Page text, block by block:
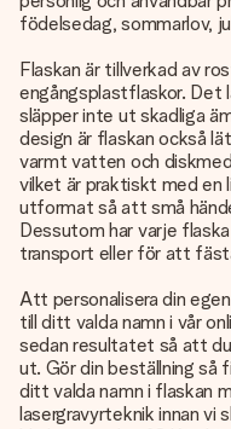
födelsedag, sommarlov,
Flaskan är tillverkad av
engångsplastflaskor. Det
släpper inte ut skadliga
design är flaskan också
varmt vatten och
vilket är praktiskt med en
utformat så att små
Dessutom har varje
transport eller för att
Att personalisera din
till ditt valda namn i vår
sedan resultatet så att
ut. Gör din beställning så
ditt valda namn i flaskan
lasergravyrteknik innan vi